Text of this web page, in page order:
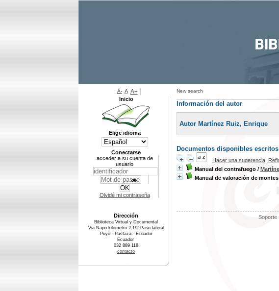
New search
Información del autor
Autor Martínez Ruiz, Enrique
Documentos disponibles
Hacer una sugerencia
Manual del contrafuego /
Manual de valoración de
Soporte
A- A A+
Inicio
Elige idioma
Conectarse
acceder a su cuenta de
usuario
Olvidé mi contraseña
Dirección
Biblioteca Virtual y Documental
Via Napo kilometro 2 1/2 Paso lateral
Puyo - Pastaza - Ecuador
Ecuador
032 889 118
contacto